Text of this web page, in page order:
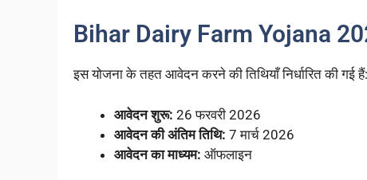
Bihar Dairy Farm Yojana
इस योजना के तहत आवेदन करने की तिथियाँ निर्धारित की गई हैं:
आवेदन शुरू: 26 फरवरी 2026
आवेदन की अंतिम तिथि: 7 मार्च 2026
आवेदन का माध्यम: ऑफलाइन